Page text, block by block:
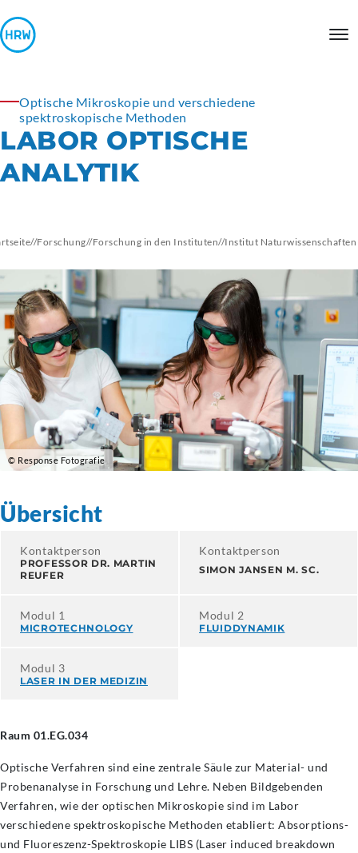
Optische Mikroskopie und verschiedene
spektroskopische Methoden
LABOR OPTISCHE
ANALYTIK
//Forschung//Forschung in den Instituten//Institut Naturwissenschaften
© Response Fotografie
Übersicht
Kontaktperson
PROFESSOR DR. MARTIN
REUFER
Kontaktperson
SIMON JANSEN M. SC.
Modul 1
MICROTECHNOLOGY
Modul 2
FLUIDDYNAMIK
Modul 3
LASER IN DER MEDIZIN
Raum 01.EG.034
Optische Verfahren sind eine zentrale Säule zur Material- und
Probenanalyse in Forschung und Lehre. Neben Bildgebenden
Verfahren, wie der optischen Mikroskopie sind im Labor
verschiedene spektroskopische Methoden etabliert: Absorptions-
und Fluoreszenz-Spektroskopie LIBS (Laser induced breakdown